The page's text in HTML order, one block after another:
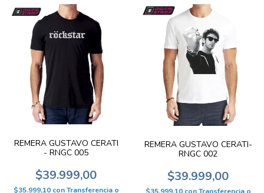
REMERA GUSTAVO CERATI
- RNGC 005
$39.999,00
$35.999,10 con Transferencia o
REMERA GUSTAVO CERATI-
RNGC 002
$39.999,00